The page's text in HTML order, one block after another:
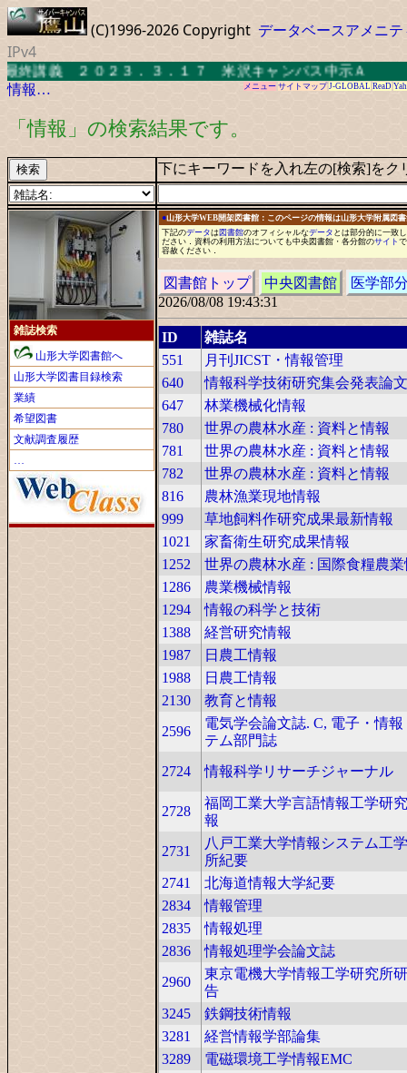
(C)1996-2026 Copyright データベースアメニ
IPv4
義 ２０２３．３．１７ 米沢キャンパス中示Ａ
情報…
メニュー サイトマップ J-GLOBAL ReaD
「情報」の検索結果です。
下にキーワードを入れ左の[検索]を
雑誌検索
山形大学図書館へ
山形大学図書目録検索
業績
希望図書
文献調査履歴
…
●山形大学WEB開架図書館：このページの情報は山形大学附属図
下記のデータは 図書館のオフィシャルなデータ と は部分的に一致
ださい ． 資料の利用方法についても中央図書館 ・ 各分館のサイト
容赦ください ．
図書館トップ 中央図書館
医学部
2026/08/08 19:43:31
ID
雑誌名
551
月刊JICST・情報管理
640
情報科学技術研究集会発表論
647
林業機械化情報
780
世界の農林水産 : 資料と情報
781
世界の農林水産 : 資料と情報
782
世界の農林水産 : 資料と情報
816
農林漁業現地情報
999
草地飼料作研究成果最新情報
1021
家畜衛生研究成果情報
1252
世界の農林水産 : 国際食糧農
1286
農業機械情報
1294
情報の科学と技術
1388
経営研究情報
1987
日農工情報
1988
日農工情報
2130
教育と情報
2596
電気学会論文誌. C, 電子・情
テム部門誌
2724
情報科学リサーチジャーナル
2728
福岡工業大学言語情報工学研
報
2731
八戸工業大学情報システム工
所紀要
2741
北海道情報大学紀要
2834
情報管理
2835
情報処理
2836
情報処理学会論文誌
2960
東京電機大学情報工学研究所
告
3245
鉄鋼技術情報
3281
経営情報学部論集
3289
電磁環境工学情報EMC